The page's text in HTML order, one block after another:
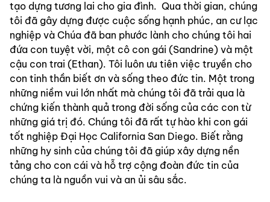
tạo dựng tương lai cho gia đình.  Qua thời gian, chúng
tôi đã gây dựng được cuộc sống hạnh phúc, an cư lạc
nghiệp và Chúa đã ban phước lành cho chúng tôi hai
đứa con tuyệt vời, một cô con gái (Sandrine) và một
cậu con trai (Ethan). Tôi luôn ưu tiên việc truyền cho
con tinh thần biết ơn và sống theo đức tin. Một trong
những niềm vui lớn nhất mà chúng tôi đã trải qua là
chứng kiến thành quả trong đời sống của các con từ
những giá trị đó. Chúng tôi đã rất tự hào khi con gái
tốt nghiệp Đại Học California San Diego. Biết rằng
những hy sinh của chúng tôi đã giúp xây dựng nền
tảng cho con cái và hỗ trợ cộng đoàn đức tin của
chúng ta là nguồn vui và an ủi sâu sắc.